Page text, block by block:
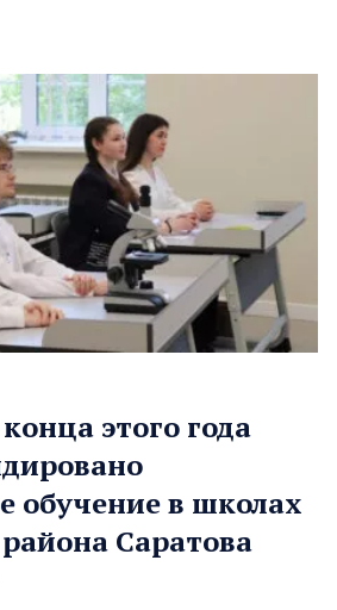
этого года
обучение в школах
Саратова